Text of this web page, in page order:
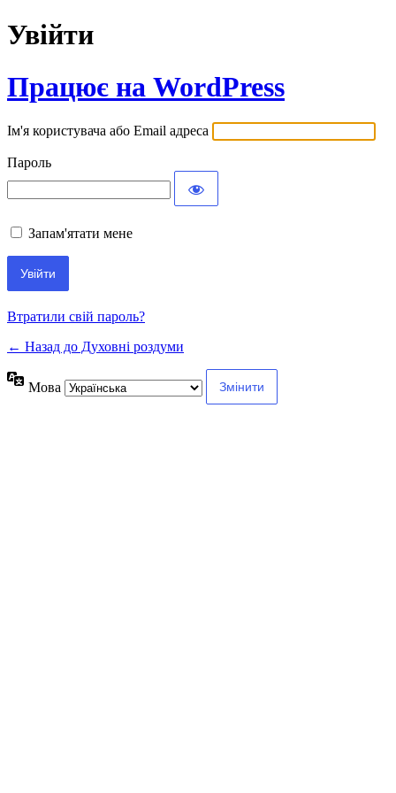
Увійти
Працює на WordPress
Ім'я користувача або Email адреса
Пароль
Запам'ятати мене
Втратили свій пароль?
← Назад до Духовні роздуми
Мова